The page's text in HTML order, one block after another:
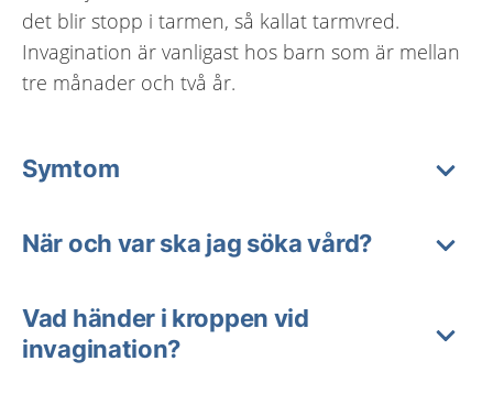
det blir stopp i tarmen, så kallat tarmvred.
Invagination är vanligast hos barn som är mellan
tre månader och två år.
Symtom
När och var ska jag söka vård?
Vad händer i kroppen vid
invagination?